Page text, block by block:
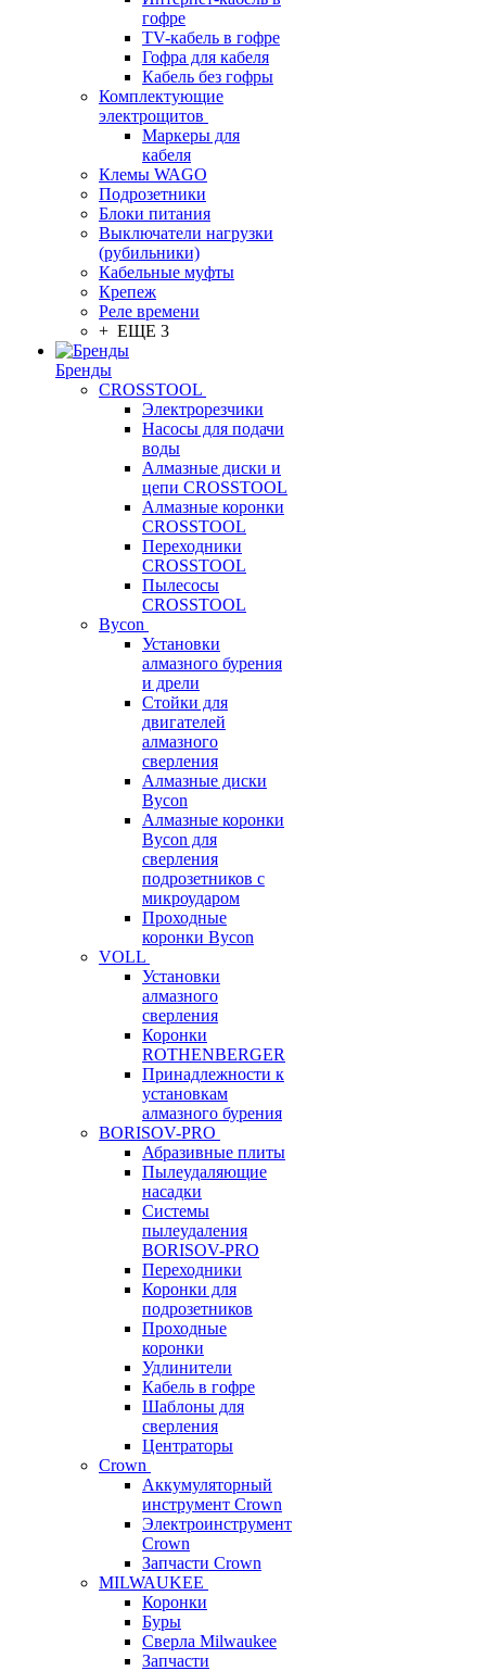
гофре
TV-кабель в гофре
Гофра для кабеля
Кабель без гофры
Комплектующие
электрощитов
Маркеры для
кабеля
Клемы WAGO
Подрозетники
Блоки питания
Выключатели нагрузки
(рубильники)
Кабельные муфты
Крепеж
Реле времени
+ ЕЩЕ 3
Бренды
CROSSTOOL
Электрорезчики
Насосы для подачи
воды
Алмазные диски и
цепи CROSSTOOL
Алмазные коронки
CROSSTOOL
Переходники
CROSSTOOL
Пылесосы
CROSSTOOL
Bycon
Установки
алмазного бурения
и дрели
Стойки для
двигателей
алмазного
сверления
Алмазные диски
Bycon
Алмазные коронки
Bycon для
сверления
подрозетников с
микроударом
Проходные
коронки Bycon
VOLL
Установки
алмазного
сверления
Коронки
ROTHENBERGER
Принадлежности к
установкам
алмазного бурения
BORISOV-PRO
Абразивные плиты
Пылеудаляющие
насадки
Системы
пылеудаления
BORISOV-PRO
Переходники
Коронки для
подрозетников
Проходные
коронки
Удлинители
Кабель в гофре
Шаблоны для
сверления
Центраторы
Crown
Аккумуляторный
инструмент Crown
Электроинструмент
Crown
Запчасти Crown
MILWAUKEE
Коронки
Буры
Сверла Milwaukee
Запчасти